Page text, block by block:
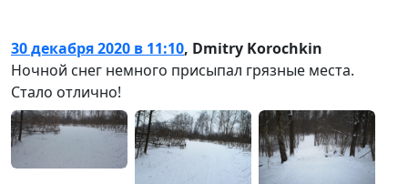
30 декабря 2020 в 11:10, Dmitry Korochkin
Ночной снег немного присыпал грязные места.
Стало отлично!